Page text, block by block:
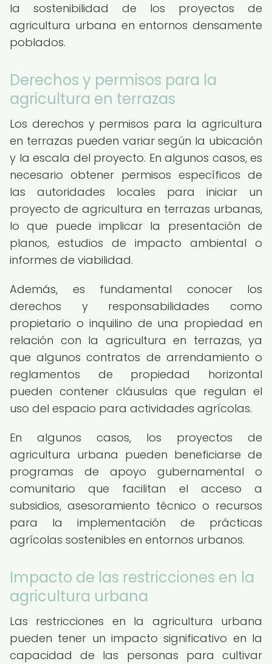
la sostenibilidad de los proyectos de
agricultura urbana en entornos densamente
poblados.
Derechos y permisos para la
agricultura en terrazas
Los derechos y permisos para la agricultura
en terrazas pueden variar según la ubicación
y la escala del proyecto. En algunos casos, es
necesario obtener permisos específicos de
las autoridades locales para iniciar un
proyecto de agricultura en terrazas urbanas,
lo que puede implicar la presentación de
planos, estudios de impacto ambiental o
informes de viabilidad.
Además, es fundamental conocer los
derechos y responsabilidades como
propietario o inquilino de una propiedad en
relación con la agricultura en terrazas, ya
que algunos contratos de arrendamiento o
reglamentos de propiedad horizontal
pueden contener cláusulas que regulan el
uso del espacio para actividades agrícolas.
En algunos casos, los proyectos de
agricultura urbana pueden beneficiarse de
programas de apoyo gubernamental o
comunitario que facilitan el acceso a
subsidios, asesoramiento técnico o recursos
para la implementación de prácticas
agrícolas sostenibles en entornos urbanos.
Impacto de las restricciones en la
agricultura urbana
Las restricciones en la agricultura urbana
pueden tener un impacto significativo en la
capacidad de las personas para cultivar